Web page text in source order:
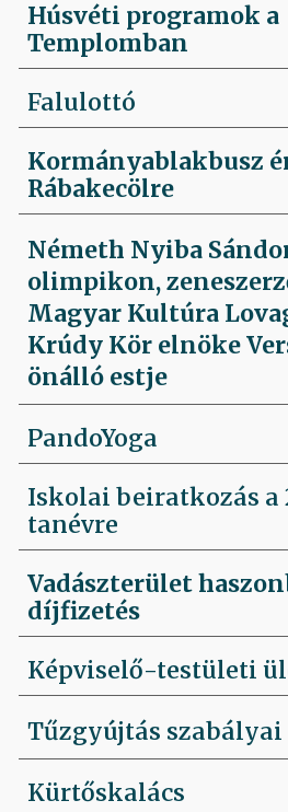
Húsvéti programok a
Templomban
Falulottó
Kormányablakbusz
Rábakecölre
Németh Nyiba
olimpikon,
Magyar Kultúra
Krúdy Kör elnöke
önálló estje
PandoYoga
Iskolai beiratkozás a
tanévre
Vadászterület
díjfizetés
Képviselő-testületi
Tűzgyújtás
Kürtőskalács